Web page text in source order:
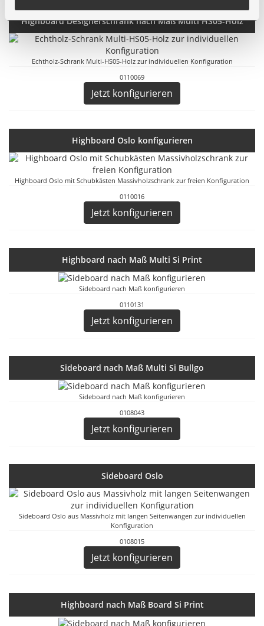
Highboard Designerschrank nach Maß Multi HS05-Holz
Echtholz-Schrank Multi-HS05-Holz zur individuellen Konfiguration
0110069
Jetzt konfigurieren
Highboard Oslo konfigurieren
Highboard Oslo mit Schubkästen Massivholzschrank zur freien Konfiguration
0110016
Jetzt konfigurieren
Highboard nach Maß Multi Si Print
Sideboard nach Maß konfigurieren
0110131
Jetzt konfigurieren
Sideboard nach Maß Multi Si Bullgo
Sideboard nach Maß konfigurieren
0108043
Jetzt konfigurieren
Sideboard Oslo
Sideboard Oslo aus Massivholz mit langen Seitenwangen zur individuellen
Konfiguration
0108015
Jetzt konfigurieren
Highboard nach Maß Board Si Print